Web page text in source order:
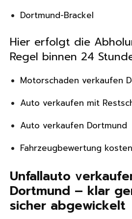
Dortmund-Brackel
Hier erfolgt die
Regel binnen 24
Motorschaden verkaufen
Auto verkaufen mit
Auto verkaufen Dortmund
Fahrzeugbewertung
Unfallauto
Dortmund – klar
sicher abgewickelt